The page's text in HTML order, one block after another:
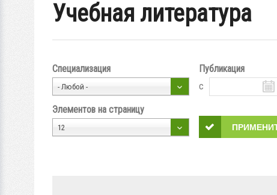
Учебная литература
Специализация
- Любой -
Публикация
с
Элементов на страницу
12